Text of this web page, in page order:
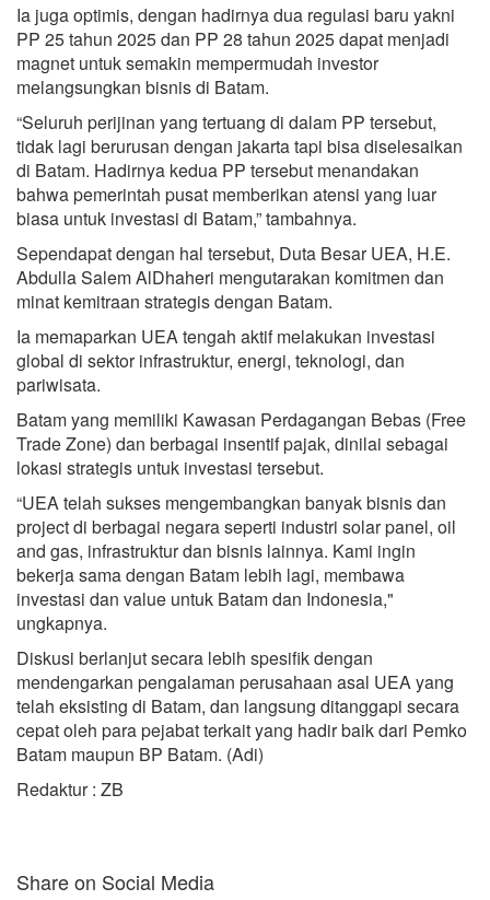
Ia juga optimis, dengan hadirnya dua regulasi baru yakni
PP 25 tahun 2025 dan PP 28 tahun 2025 dapat menjadi
magnet untuk semakin mempermudah investor
melangsungkan bisnis di Batam.
“Seluruh perijinan yang tertuang di dalam PP tersebut,
tidak lagi berurusan dengan jakarta tapi bisa diselesaikan
di Batam. Hadirnya kedua PP tersebut menandakan
bahwa pemerintah pusat memberikan atensi yang luar
biasa untuk investasi di Batam,” tambahnya.
Sependapat dengan hal tersebut, Duta Besar UEA, H.E.
Abdulla Salem AlDhaheri mengutarakan komitmen dan
minat kemitraan strategis dengan Batam.
Ia memaparkan UEA tengah aktif melakukan investasi
global di sektor infrastruktur, energi, teknologi, dan
pariwisata.
Batam yang memiliki Kawasan Perdagangan Bebas (Free
Trade Zone) dan berbagai insentif pajak, dinilai sebagai
lokasi strategis untuk investasi tersebut.
“UEA telah sukses mengembangkan banyak bisnis dan
project di berbagai negara seperti industri solar panel, oil
and gas, infrastruktur dan bisnis lainnya. Kami ingin
bekerja sama dengan Batam lebih lagi, membawa
investasi dan value untuk Batam dan Indonesia,"
ungkapnya.
Diskusi berlanjut secara lebih spesifik dengan
mendengarkan pengalaman perusahaan asal UEA yang
telah eksisting di Batam, dan langsung ditanggapi secara
cepat oleh para pejabat terkait yang hadir baik dari Pemko
Batam maupun BP Batam. (Adi)
Redaktur : ZB
Share on Social Media